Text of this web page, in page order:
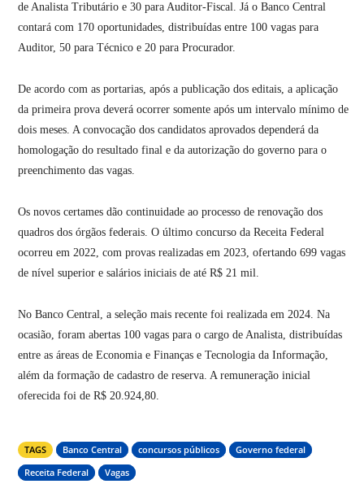
de Analista Tributário e 30 para Auditor-Fiscal. Já o Banco Central
contará com 170 oportunidades, distribuídas entre 100 vagas para
Auditor, 50 para Técnico e 20 para Procurador.
De acordo com as portarias, após a publicação dos editais, a aplicação
da primeira prova deverá ocorrer somente após um intervalo mínimo de
dois meses. A convocação dos candidatos aprovados dependerá da
homologação do resultado final e da autorização do governo para o
preenchimento das vagas.
Os novos certames dão continuidade ao processo de renovação dos
quadros dos órgãos federais. O último concurso da Receita Federal
ocorreu em 2022, com provas realizadas em 2023, ofertando 699 vagas
de nível superior e salários iniciais de até R$ 21 mil.
No Banco Central, a seleção mais recente foi realizada em 2024. Na
ocasião, foram abertas 100 vagas para o cargo de Analista, distribuídas
entre as áreas de Economia e Finanças e Tecnologia da Informação,
além da formação de cadastro de reserva. A remuneração inicial
oferecida foi de R$ 20.924,80.
TAGS Banco Central concursos públicos
Governo federal
Receita Federal
Vagas